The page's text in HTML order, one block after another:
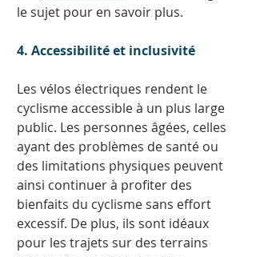
le sujet pour en savoir plus.
4. Accessibilité et inclusivité
Les vélos électriques rendent le
cyclisme accessible à un plus large
public. Les personnes âgées, celles
ayant des problèmes de santé ou
des limitations physiques peuvent
ainsi continuer à profiter des
bienfaits du cyclisme sans effort
excessif. De plus, ils sont idéaux
pour les trajets sur des terrains